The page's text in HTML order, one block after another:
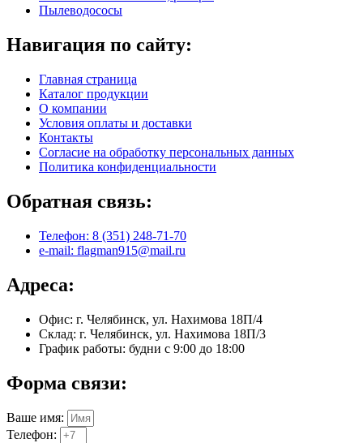
Пылеводососы
Навигация по сайту:
Главная страница
Каталог продукции
О компании
Условия оплаты и доставки
Контакты
Согласие на обработку персональных данных
Политика конфиденциальности
Обратная связь:
Телефон: 8 (351) 248-71-70
e-mail: flagman915@mail.ru
Адреса:
Офис: г. Челябинск, ул. Нахимова 18П/4
Склад: г. Челябинск, ул. Нахимова 18П/3
График работы: будни с 9:00 до 18:00
Форма связи:
Ваше имя:
Телефон: